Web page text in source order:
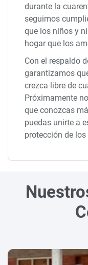
durante la
seguimos
que los niños y
hogar que los
Con el respaldo
garantizamos
crezca libre de
Próximamente
que conozcas
puedas unirte a
protección de